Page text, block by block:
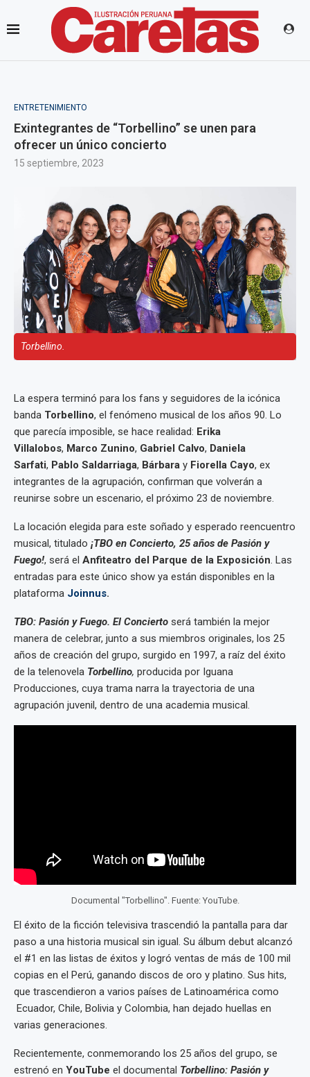
ENTRETENIMIENTO
Exintegrantes de “Torbellino” se unen para
ofrecer un único concierto
15 septiembre, 2023
Torbellino.
La espera terminó para los fans y seguidores de la icónica
banda Torbellino, el fenómeno musical de los años 90. Lo
que parecía imposible, se hace realidad: Erika
Villalobos, Marco Zunino, Gabriel Calvo, Daniela
Sarfati, Pablo Saldarriaga, Bárbara y Fiorella Cayo, ex
integrantes de la agrupación, confirman que volverán a
reunirse sobre un escenario, el próximo 23 de noviembre.
La locación elegida para este soñado y esperado reencuentro
musical, titulado ¡TBO en Concierto, 25 años de Pasión y
Fuego!, será el Anfiteatro del Parque de la Exposición. Las
entradas para este único show ya están disponibles en la
plataforma Joinnus.
TBO: Pasión y Fuego. El Concierto será también la mejor
manera de celebrar, junto a sus miembros originales, los 25
años de creación del grupo, surgido en 1997, a raíz del éxito
de la telenovela Torbellino, producida por Iguana
Producciones, cuya trama narra la trayectoria de una
agrupación juvenil, dentro de una academia musical.
Documental "Torbellino". Fuente: YouTube.
El éxito de la ficción televisiva trascendió la pantalla para dar
paso a una historia musical sin igual. Su álbum debut alcanzó
el #1 en las listas de éxitos y logró ventas de más de 100 mil
copias en el Perú, ganando discos de oro y platino. Sus hits,
que trascendieron a varios países de Latinoamérica como
Ecuador, Chile, Bolivia y Colombia, han dejado huellas en
varias generaciones.
Recientemente, conmemorando los 25 años del grupo, se
estrenó en YouTube el documental Torbellino: Pasión y